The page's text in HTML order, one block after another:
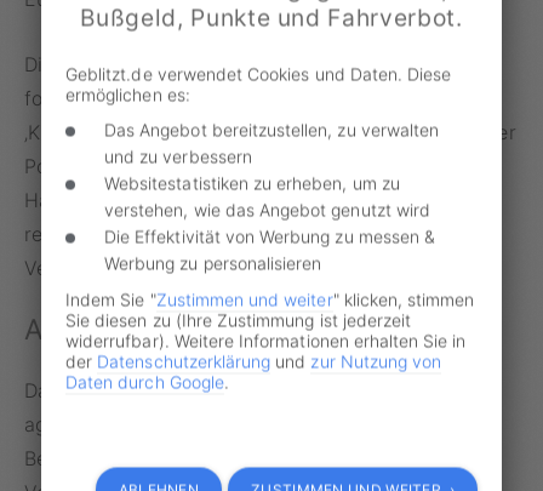
Diese Entscheidung begründete dasGerichtwie
folgt: „Das Abtun eines Handyverstoßes als
‚Kleinigkeit‘, eine ausgesprochene Drohung gegenüber
Polizeibeamten sowie das Schlagen mit der flachen
Hand auf die Motorhaube des Streifenwagens
rechtfertigen bei der Bußgeldbemessung die
Verdoppelung des Regelsatzes.“
Auch vor Gericht ein Störenfried
Das von den Polizeibeamten dokumentierte
aggressive und respektlose Nachtatverhaltenen des
Betroffenen zeigte sich auch während der
Bußgeld, Punkte und Fahrverbot.
Geblitzt.de verwendet Cookies und Daten. Diese
ermöglichen es:
Das Angebot bereitzustellen, zu verwalten
und zu verbessern
Websitestatistiken zu erheben, um zu
verstehen, wie das Angebot genutzt wird
Die Effektivität von Werbung zu messen &
Werbung zu personalisieren
Indem Sie "Zustimmen und weiter" klicken, stimmen
Sie diesen zu (Ihre Zustimmung ist jederzeit
widerrufbar). Weitere Informationen erhalten Sie in
der Datenschutzerklärung und zur Nutzung von
Daten durch Google.